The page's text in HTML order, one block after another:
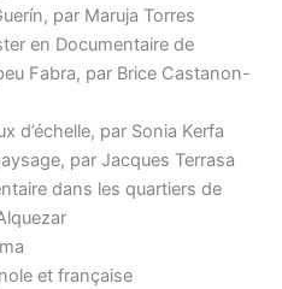
par Maruja Torres
en Documentaire de
Fabra, par Brice Castanon-
d’échelle, par Sonia Kerfa
par Jacques Terrasa
dans les quartiers de
et française